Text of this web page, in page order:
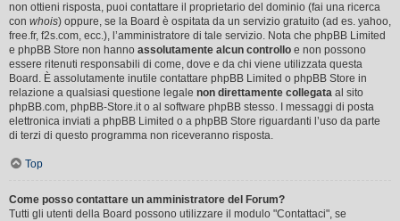
non ottieni risposta, puoi contattare il proprietario del dominio (fai una ricerca
con whois) oppure, se la Board è ospitata da un servizio gratuito (ad es. yahoo,
free.fr, f2s.com, ecc.), l’amministratore di tale servizio. Nota che phpBB Limited
e phpBB Store non hanno assolutamente alcun controllo e non possono
essere ritenuti responsabili di come, dove e da chi viene utilizzata questa
Board. È assolutamente inutile contattare phpBB Limited o phpBB Store in
relazione a qualsiasi questione legale non direttamente collegata al sito
phpBB.com, phpBB-Store.it o al software phpBB stesso. I messaggi di posta
elettronica inviati a phpBB Limited o a phpBB Store riguardanti l’uso da parte
di terzi di questo programma non riceveranno risposta.
Top
Come posso contattare un amministratore del Forum?
Tutti gli utenti della Board possono utilizzare il modulo "Contattaci", se